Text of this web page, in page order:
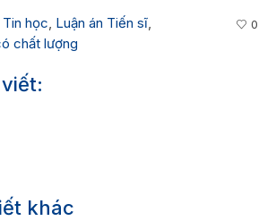
học, Luận án Tiến sĩ,
chất lượng
0
khác